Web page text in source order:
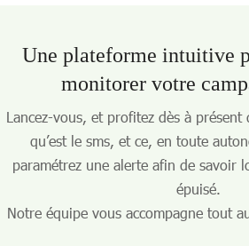
Une plateforme intuitive
monitorer votre
Lancez-vous, et profitez dès à présent
qu’est le sms, et ce, en toute
paramétrez une alerte afin de savoir
épuisé.
Notre équipe vous accompagne tout